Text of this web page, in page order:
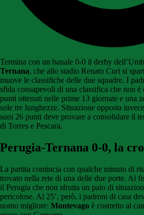
Termina con un banale 0-0 il derby
Ternana, che allo stadio Renato Curi si
muove le classifiche delle due squadre. I
sfida consapevoli di una classifica che non
punti ottenuti nelle prime 13 giornate e una
sole tre lunghezze. Situazione opposta
suoi 26 punti deve provare a consolidare il
di Torres e Pescara.
Perugia-Ternana 0-0, la
La partita comincia con qualche minuto di
trovato nella rete di una delle due porte. Al
il Perugia che non sfrutta un paio di
pericolose. Al 25’, però, i padroni di casa
uomo migliore: Montevago è costretto al